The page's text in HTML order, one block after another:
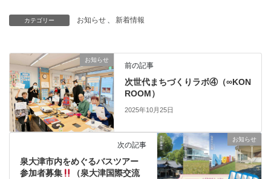
カテゴリー お知らせ 、 新着情報
お知らせ
前の記事
次世代まちづくりラボ④（∞KON
ROOM）
2025年10月25日
お知らせ
次の記事
泉大津市内をめぐるバスツアー
参加者募集
（泉大津国際交流